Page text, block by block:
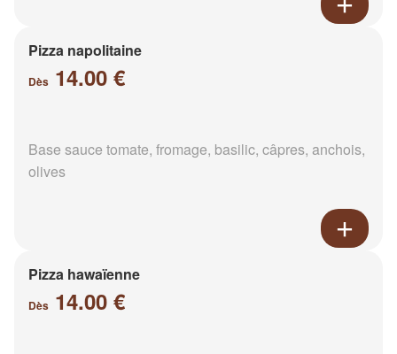
Pizza napolitaine
Dès 14.00 €
Base sauce tomate, fromage, basilic, câpres, anchois,
olives
Pizza hawaïenne
Dès 14.00 €